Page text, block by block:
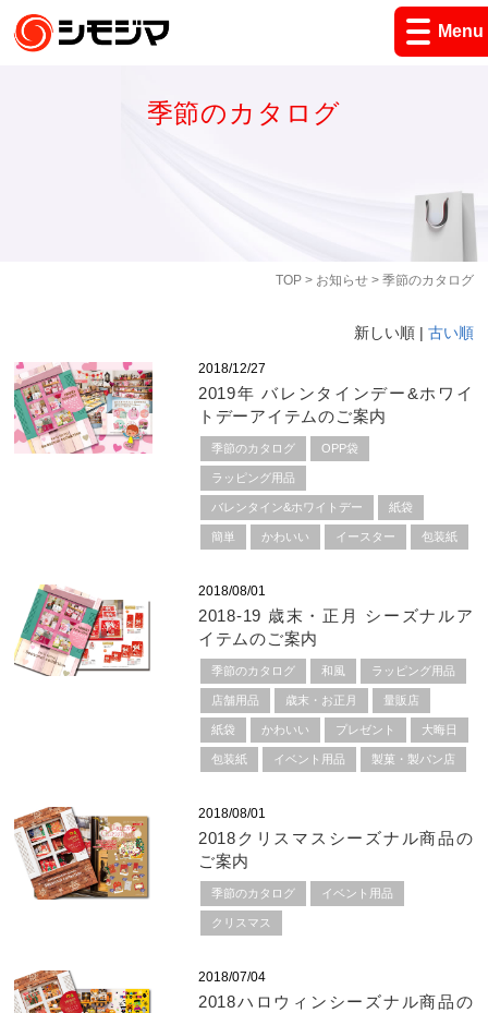
Menu
TOP> お知らせ> 季節のカタログ
季節のカタログ
新しい順 | 古い順
2018/12/27
2019年 バレンタインデー&ホワイ
トデーアイテムのご案内
季節のカタログ OPP袋
ラッピング用品
バレンタイン&ホワイトデー 紙袋
簡単 かわいい イースター 包装紙
2018/08/01
2018-19 歳末・正月 シーズナルア
イテムのご案内
季節のカタログ 和風 ラッピング用品
店舗用品 歳末・お正月 量販店
紙袋 かわいい プレゼント 大晦日
包装紙 イベント用品 製菓・製パン店
2018/08/01
2018クリスマスシーズナル商品の
ご案内
季節のカタログ イベント用品
クリスマス
2018/07/04
2018ハロウィンシーズナル商品の